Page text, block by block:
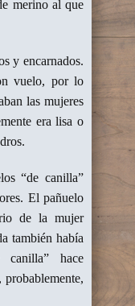
merino al que
y encarnados.
vuelo, por lo
las mujeres
era lisa o
“de canilla”
El pañuelo
de la mujer
también había
canilla” hace
probablemente,